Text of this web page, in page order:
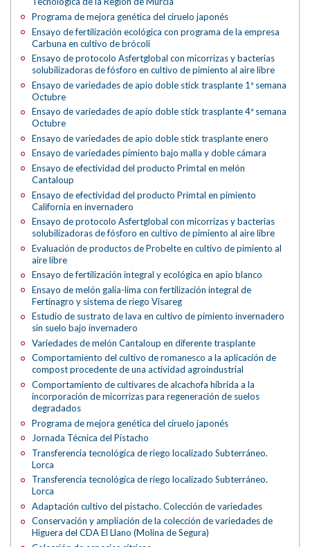
Programa de mejora genética del ciruelo japonés
Ensayo de fertilización ecológica con programa de la empresa
Carbuna en cultivo de brócoli
Ensayo de protocolo Asfertglobal con micorrizas y bacterias
solubilizadoras de fósforo en cultivo de pimiento al aire libre
Ensayo de variedades de apio doble stick trasplante 1ª semana
Octubre
Ensayo de variedades de apio doble stick trasplante 4ª semana
Octubre
Ensayo de variedades de apio doble stick trasplante enero
Ensayo de variedades pimiento bajo malla y doble cámara
Ensayo de efectividad del producto Primtal en melón
Cantaloup
Ensayo de efectividad del producto Primtal en pimiento
California en invernadero
Ensayo de protocolo Asfertglobal con micorrizas y bacterias
solubilizadoras de fósforo en cultivo de pimiento al aire libre
Evaluación de productos de Probelte en cultivo de pimiento al
aire libre
Ensayo de fertilización integral y ecológica en apio blanco
Ensayo de melón galia-lima con fertilización integral de
Fertinagro y sistema de riego Visareg
Estudio de sustrato de lava en cultivo de pimiento invernadero
sin suelo bajo invernadero
Variedades de melón Cantaloup en diferente trasplante
Comportamiento del cultivo de romanesco a la aplicación de
compost procedente de una actividad agroindustrial
Comportamiento de cultivares de alcachofa híbrida a la
incorporación de micorrizas para regeneración de suelos
degradados
Programa de mejora genética del ciruelo japonés
Jornada Técnica del Pistacho
Transferencia tecnológica de riego localizado Subterráneo.
Lorca
Transferencia tecnológica de riego localizado Subterráneo.
Lorca
Adaptación cultivo del pistacho. Colección de variedades
Conservación y ampliación de la colección de variedades de
Higuera del CDA El Llano (Molina de Segura)